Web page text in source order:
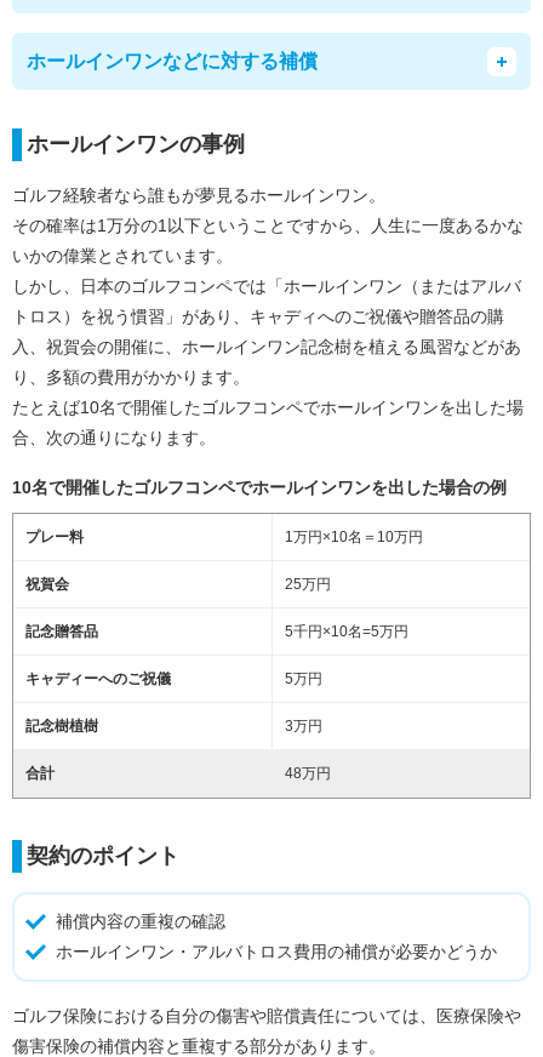
ホールインワンなどに対する補償
ホールインワンの事例
ゴルフ経験者なら誰もが夢見るホールインワン。
その確率は1万分の1以下ということですから、人生に一度あるかな
いかの偉業とされています。
しかし、日本のゴルフコンペでは「ホールインワン（またはアルバ
トロス）を祝う慣習」があり、キャディへのご祝儀や贈答品の購
入、祝賀会の開催に、ホールインワン記念樹を植える風習などがあ
り、多額の費用がかかります。
たとえば10名で開催したゴルフコンペでホールインワンを出した場
合、次の通りになります。
10名で開催したゴルフコンペでホールインワンを出した場合の例
プレー料 1万円×10名＝10万円
祝賀会 25万円
記念贈答品 5千円×10名=5万円
キャディーへのご祝儀 5万円
記念樹植樹 3万円
合計 48万円
契約のポイント
補償内容の重複の確認
ホールインワン・アルバトロス費用の補償が必要かどうか
ゴルフ保険における自分の傷害や賠償責任については、医療保険や
傷害保険の補償内容と重複する部分があります。